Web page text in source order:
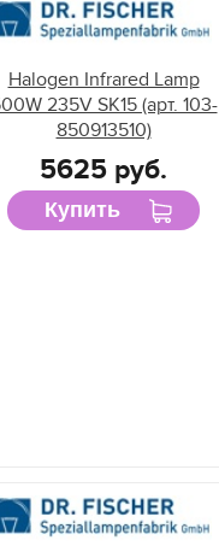
Halogen Infrared Lamp
235V SK15 (арт. 103-
850913510)
5625 руб.
Купить